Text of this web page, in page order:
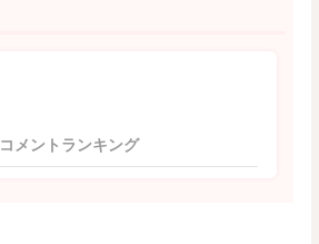
コメントランキング